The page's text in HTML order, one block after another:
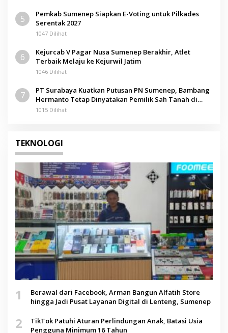
5
Pemkab Sumenep Siapkan E-Voting untuk Pilkades
Serentak 2027
1047 Dilihat
6
Kejurcab V Pagar Nusa Sumenep Berakhir, Atlet
Terbaik Melaju ke Kejurwil Jatim
1046 Dilihat
7
PT Surabaya Kuatkan Putusan PN Sumenep, Bambang
Hermanto Tetap Dinyatakan Pemilik Sah Tanah di
Pamolokan
1015 Dilihat
TEKNOLOGI
1
Berawal dari Facebook, Arman Bangun Alfatih Store
hingga Jadi Pusat Layanan Digital di Lenteng, Sumenep
2
TikTok Patuhi Aturan Perlindungan Anak, Batasi Usia
Pengguna Minimum 16 Tahun